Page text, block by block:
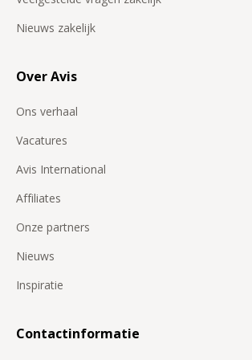
Nieuws zakelijk
Over Avis
Ons verhaal
Vacatures
Avis International
Affiliates
Onze partners
Nieuws
Inspiratie
Contactinformatie